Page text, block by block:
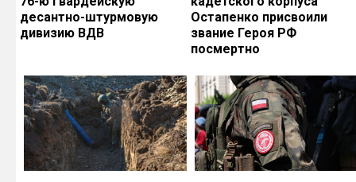
десантно-штурмовую
дивизию ВДВ
Остапенко присвоили
звание Героя РФ
посмертно